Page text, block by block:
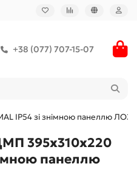
+38 (077) 707-15-07
IP54 зі знімною панеллю ЛОЗА
395х310х220
панеллю